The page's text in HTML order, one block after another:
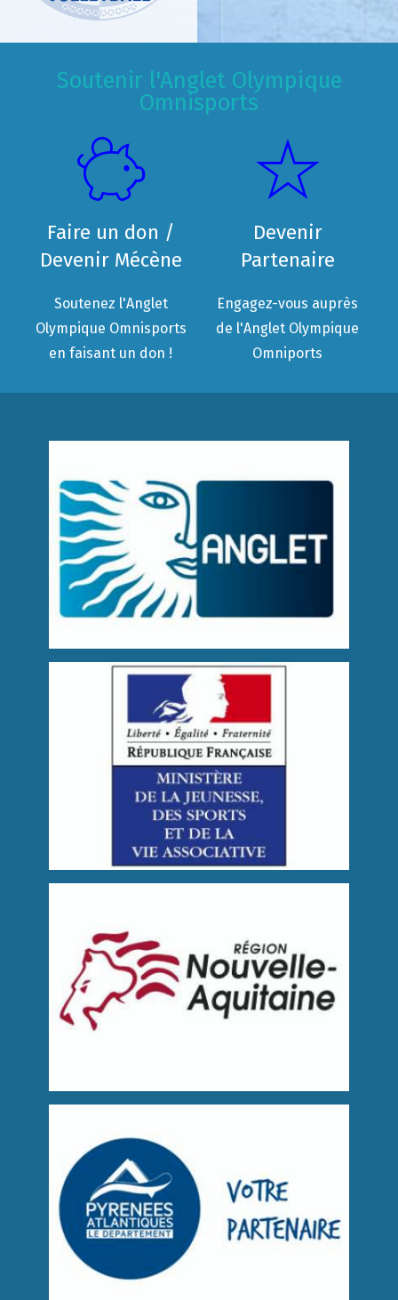
Soutenir l'Anglet Olympique
Omnisports
Faire un don /
Devenir Mécène
Soutenez l'Anglet
Olympique Omnisports
en faisant un don !
Devenir
Partenaire
Engagez-vous auprès
de l'Anglet Olympique
Omniports